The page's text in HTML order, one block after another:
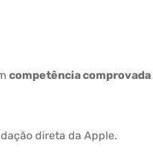
competência comprovada
direta da Apple.